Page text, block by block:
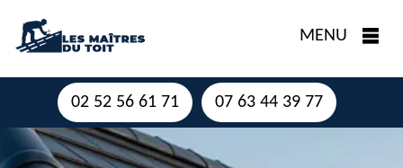
MENU
02 52 56 61 71 07 63 44 39 77